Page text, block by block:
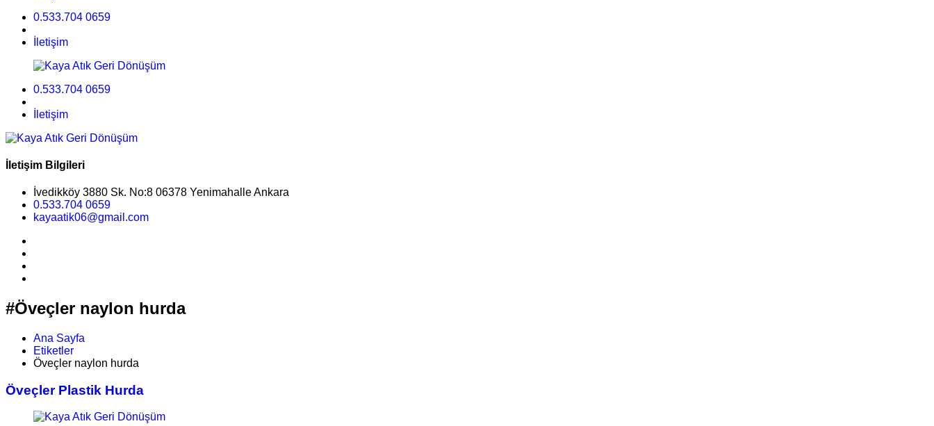
0.533.704 0659
İletişim
0.533.704 0659
İletişim
İletişim Bilgileri
İvedikköy 3880 Sk. No:8 06378 Yenimahalle Ankara
0.533.704 0659
kayaatik06@gmail.com
#Öveçler naylon hurda
Ana Sayfa
Etiketler
Öveçler naylon hurda
Öveçler Plastik Hurda